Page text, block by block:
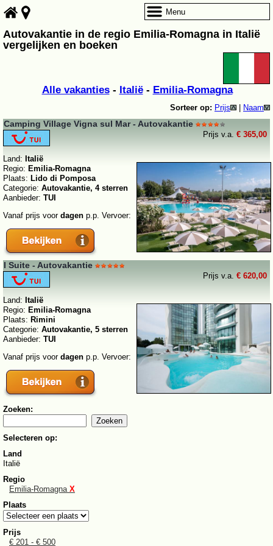
Autovakantie in de regio Emilia-Romagna in Italië
vergelijken en boeken
Alle vakanties- Italië- Emilia-Romagna
Sorteer op: Prijs Naam
Camping Village Vigna sul Mar - Autovakantie
Prijs v.a. € 365,00
Land: Italië
Regio: Emilia-Romagna
Plaats: Lido di Pomposa
Categorie: Autovakantie, 4 sterren
Aanbieder: TUI
Vanaf prijs voor dagen p.p. Vervoer:
I Suite - Autovakantie
Prijs v.a. € 620,00
Land: Italië
Regio: Emilia-Romagna
Plaats: Rimini
Categorie: Autovakantie, 5 sterren
Aanbieder: TUI
Vanaf prijs voor dagen p.p. Vervoer:
Zoeken:
Selecteren op:
Land
Italië
Regio
Emilia-Romagna X
Plaats
Prijs
€ 201 - € 500
Menu